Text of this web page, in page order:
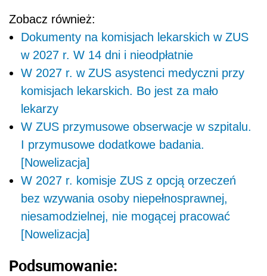
Zobacz również:
Dokumenty na komisjach lekarskich w ZUS
w 2027 r. W 14 dni i nieodpłatnie
W 2027 r. w ZUS asystenci medyczni przy
komisjach lekarskich. Bo jest za mało
lekarzy
W ZUS przymusowe obserwacje w szpitalu.
I przymusowe dodatkowe badania.
[Nowelizacja]
W 2027 r. komisje ZUS z opcją orzeczeń
bez wzywania osoby niepełnosprawnej,
niesamodzielnej, nie mogącej pracować
[Nowelizacja]
Podsumowanie: